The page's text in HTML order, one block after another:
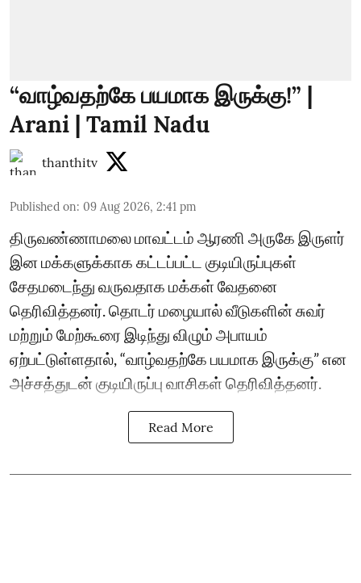
“வாழ்வதற்கே பயமாக இருக்கு!” |
Arani | Tamil Nadu
thanthitv
Published on: 09 Aug 2026, 2:41 pm
திருவண்ணாமலை மாவட்டம் ஆரணி அருகே இருளர்
இன மக்களுக்காக கட்டப்பட்ட குடியிருப்புகள்
சேதமடைந்து வருவதாக மக்கள் வேதனை
தெரிவித்தனர். தொடர் மழையால் வீடுகளின் சுவர்
மற்றும் மேற்கூரை இடிந்து விழும் அபாயம்
ஏற்பட்டுள்ளதால், “வாழ்வதற்கே பயமாக இருக்கு” என
அச்சத்துடன் குடியிருப்பு வாசிகள் தெரிவித்தனர்.
Read More